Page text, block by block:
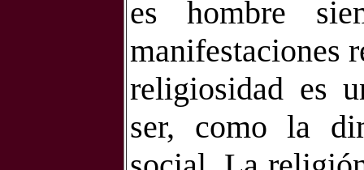
es hombre
manifestaciones
religiosidad es
ser, como la